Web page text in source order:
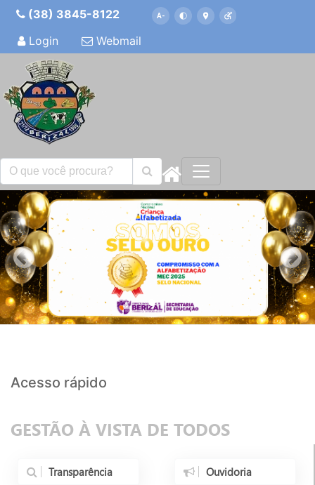
(38) 3845-8122
Login
Webmail
Previous Next
Acesso rápido
GESTÃO À VISTA DE TODOS
Transparência Ouvidoria